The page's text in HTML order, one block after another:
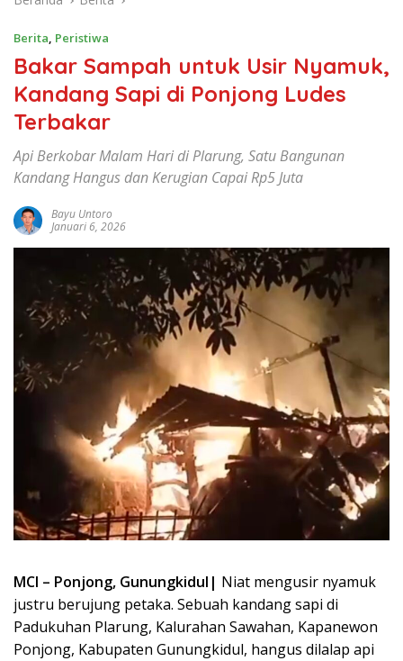
Berita, Peristiwa
Bakar Sampah untuk Usir Nyamuk,
Kandang Sapi di Ponjong Ludes
Terbakar
Api Berkobar Malam Hari di Plarung, Satu Bangunan
Kandang Hangus dan Kerugian Capai Rp5 Juta
Bayu Untoro
Januari 6, 2026
MCI – Ponjong, Gunungkidul| Niat mengusir nyamuk
justru berujung petaka. Sebuah kandang sapi di
Padukuhan Plarung, Kalurahan Sawahan, Kapanewon
Ponjong, Kabupaten Gunungkidul, hangus dilalap api